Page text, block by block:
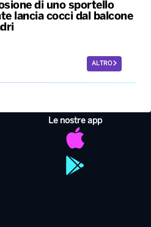
di uno sportello
lancia cocci dal balcone
ALTRO
Le nostre app